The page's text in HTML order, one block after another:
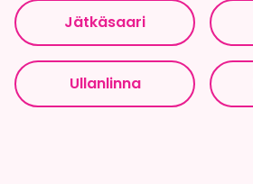
Jätkäsaari
Ullanlinna